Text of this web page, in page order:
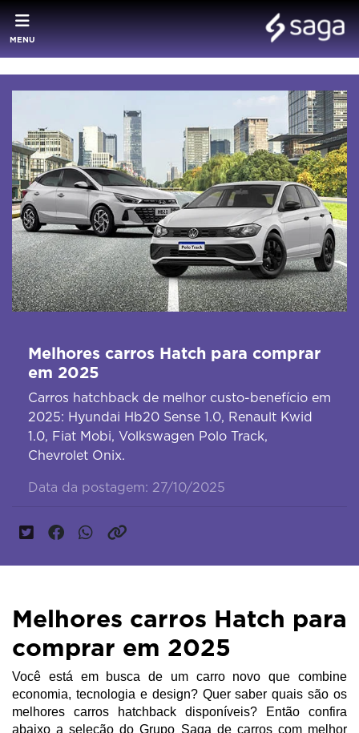
MENU
Melhores carros Hatch para comprar
em 2025
Carros hatchback de melhor custo-benefício em
2025: Hyundai Hb20 Sense 1.0, Renault Kwid
1.0, Fiat Mobi, Volkswagen Polo Track,
Chevrolet Onix.
Data da postagem: 27/10/2025
Melhores carros Hatch para
comprar em 2025
Você está em busca de um carro novo que combine
economia, tecnologia e design? Quer saber quais são os
melhores carros hatchback disponíveis? Então confira
abaixo a seleção do Grupo Saga de carros com melhor